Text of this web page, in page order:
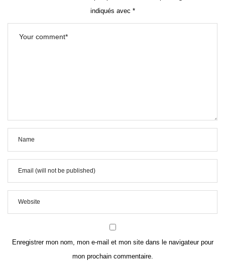
indiqués avec *
Enregistrer mon nom, mon e-mail et mon site dans le navigateur pour
mon prochain commentaire.